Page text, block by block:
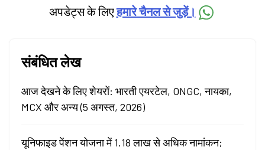
अपडेट्स के लिएहमारे चैनल से जुड़ें।
संबंधित लेख
आज देखने के लिए शेयरों: भारती एयरटेल, ONGC, नायका,
MCX और अन्य (5 अगस्त, 2026)
यूनिफाइड पेंशन योजना में 1.18 लाख से अधिक नामांकन;